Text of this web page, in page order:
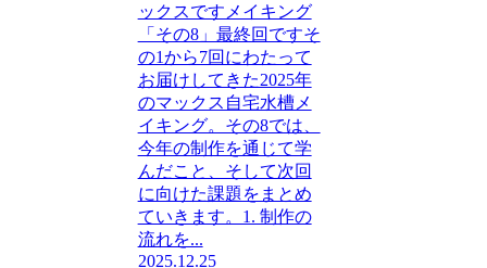
ックスですメイキング
「その8」最終回ですそ
の1から7回にわたって
お届けしてきた2025年
のマックス自宅水槽メ
イキング。その8では、
今年の制作を通じて学
んだこと、そして次回
に向けた課題をまとめ
ていきます。1. 制作の
流れを...
2025.12.25